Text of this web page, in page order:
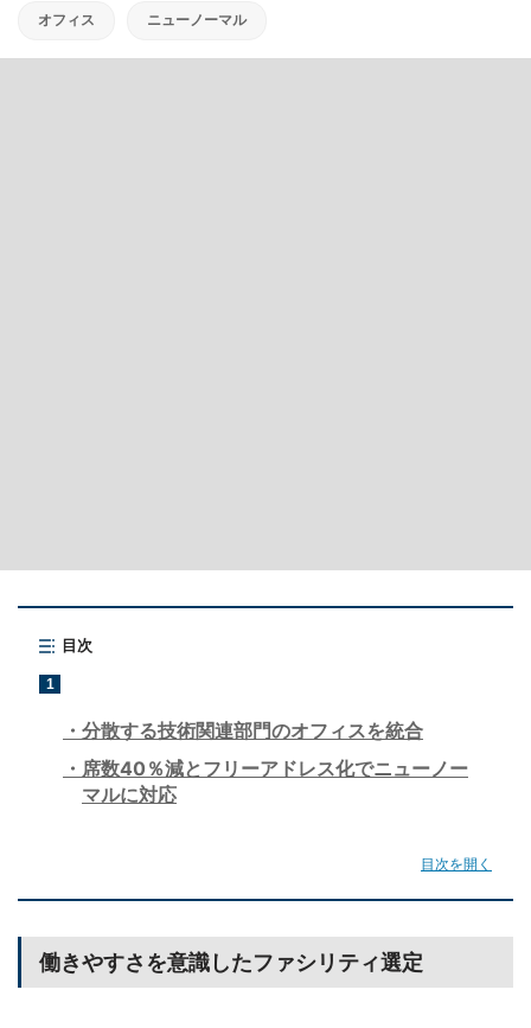
オフィス ニューノーマル
目次
1
分散する技術関連部門のオフィスを統合
席数40％減とフリーアドレス化でニューノー
マルに対応
目次を開く
働きやすさを意識したファシリティ選定